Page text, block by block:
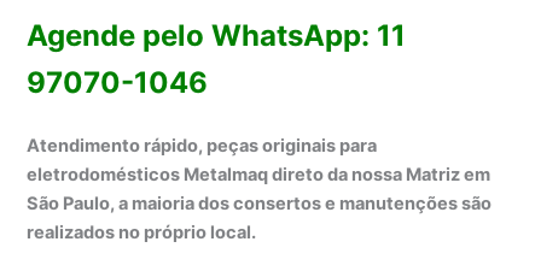
Agende pelo WhatsApp: 11
97070-1046
Atendimento rápido, peças originais para
eletrodomésticos Metalmaq direto da nossa Matriz em
São Paulo, a maioria dos consertos e manutenções são
realizados no próprio local.